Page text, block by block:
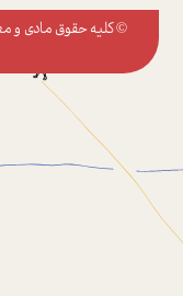
© کلیه حقوق مادی و